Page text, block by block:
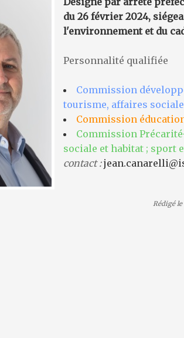
du 26 février 2024,
l'environnement et du
Personnalité qualifiée
Commission
tourisme, affaires
Commission
Commission
sociale et habitat ; sport
contact :
Rédigé